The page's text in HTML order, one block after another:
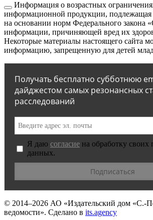
Информация о возрастных
информационной продукции, подлежащая
на основании норм Федерального закона
информации, причиняющей вред их
Некоторые материалы настоящего сайта
информацию, запрещенную для детей
Получать бесплатно субботнюю
дайджестом самых резонансных
расследований
Я даю согласие на обработку своих
данных.
© 2014–2026 АО «Издательский дом «С.-
ведомости». Сделано в its.agency